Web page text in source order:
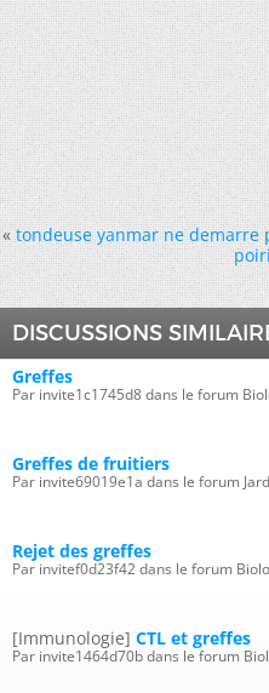
« tondeuse yanmar ne demarre
DISCUSSIONS
Greffes
Par invite1c1745d8 dans le forum
Greffes de fruitiers
Par invite69019e1a dans le forum
Rejet des greffes
Par invitef0d23f42 dans le forum
[Immunologie] CTL et greffes
Par invite1464d70b dans le forum